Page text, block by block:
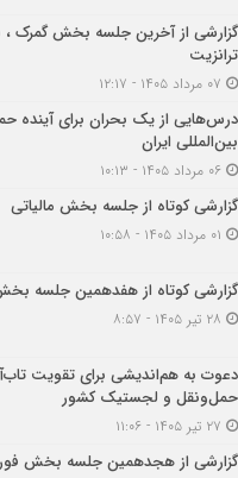
گزارشی از آخرین جلسه بخش گمرک ،
ترانزیت
درس‌هایی از یک بحران برای آینده
بین‌المللی ایران
گزارشی کوتاه از جلسه بخش مالیاتی
گزارشی کوتاه از هفدهمین جلسه
دعوت به هم‌اندیشی برای تقویت
حمل‌ونقل و لجستیک کشور
گزارشی از هجدهمین جلسه بخش